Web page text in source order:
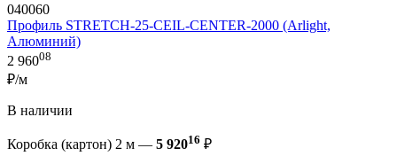
040060
Профиль STRETCH-25-CEIL-CENTER-2000 (Arlight,
Алюминий)
2 96008
₽/м
В наличии
Коробка (картон) 2 м — 5 92016 ₽